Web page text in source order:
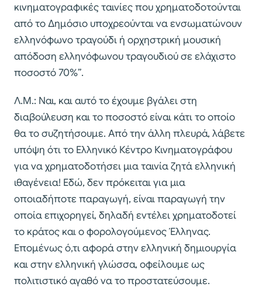
κινηματογραφικές ταινίες που χρηματοδοτούνται
από το Δημόσιο υποχρεούνται να ενσωματώνουν
ελληνόφωνο τραγούδι ή ορχηστρική μουσική
απόδοση ελληνόφωνου τραγουδιού σε ελάχιστο
ποσοστό 70%”.
Λ.Μ.: Ναι, και αυτό το έχουμε βγάλει στη
διαβούλευση και το ποσοστό είναι κάτι το οποίο
θα το συζητήσουμε. Από την άλλη πλευρά, λάβετε
υπόψη ότι το Ελληνικό Κέντρο Κινηματογράφου
για να χρηματοδοτήσει μια ταινία ζητά ελληνική
ιθαγένεια! Εδώ, δεν πρόκειται για μια
οποιαδήποτε παραγωγή, είναι παραγωγή την
οποία επιχορηγεί, δηλαδή εντέλει χρηματοδοτεί
το κράτος και ο φορολογούμενος Έλληνας.
Επομένως ό,τι αφορά στην ελληνική δημιουργία
και στην ελληνική γλώσσα, οφείλουμε ως
πολιτιστικό αγαθό να το προστατεύσουμε.